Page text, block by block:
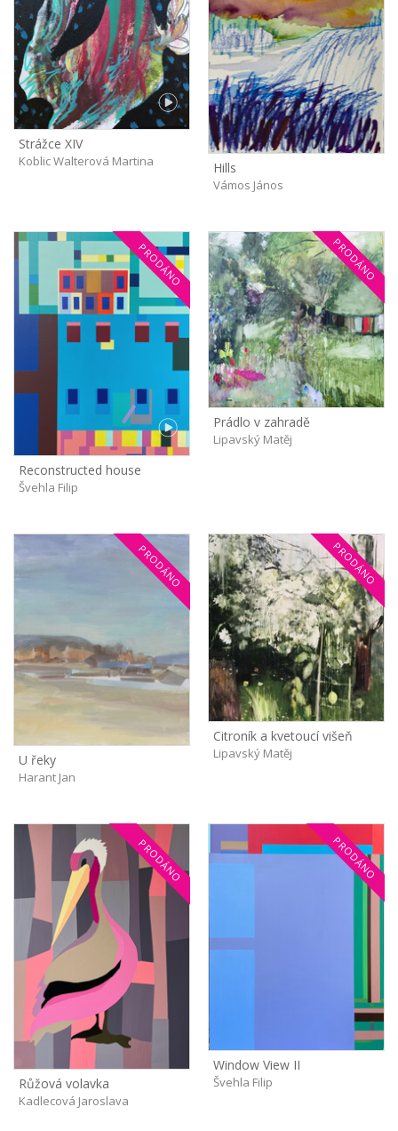
Strážce XIV
Koblic Walterová Martina Hills
Vámos János
PRODÁNO
Reconstructed house
Švehla Filip
PRODÁNO
Prádlo v zahradě
Lipavský Matěj
PRODÁNO
U řeky
Harant Jan
PRODÁNO
Citroník a kvetoucí višeň
Lipavský Matěj
PRODÁNO
Růžová volavka
Kadlecová Jaroslava
PRODÁNO
Window View II
Švehla Filip